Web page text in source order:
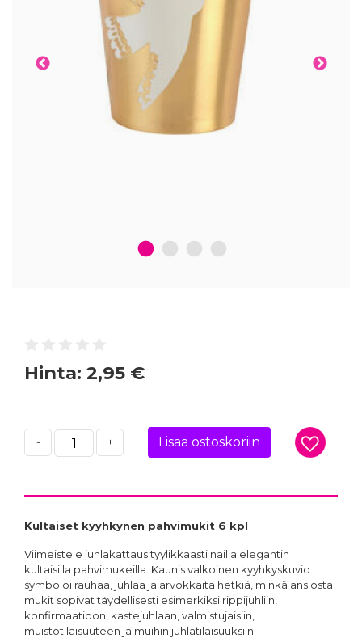
1 2 3 4
Hinta: 2,95 €
- + Lisää ostoskoriin
Kultaiset kyyhkynen pahvimukit 6 kpl
Viimeistele juhlakattaus tyylikkäästi näillä elegantin
kultaisilla pahvimukeilla. Kaunis valkoinen kyyhkyskuvio
symboloi rauhaa, juhlaa ja arvokkaita hetkiä, minkä ansiosta
mukit sopivat täydellisesti esimerkiksi rippijuhliin,
konfirmaatioon, kastejuhlaan, valmistujaisiin,
muistotilaisuuteen ja muihin juhlatilaisuuksiin.